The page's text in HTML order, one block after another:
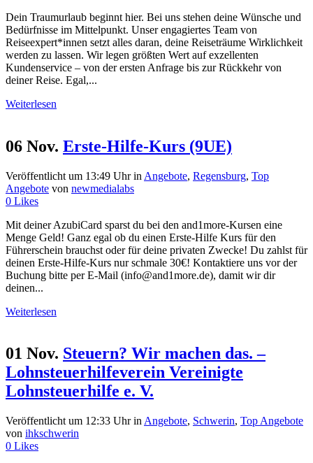
Dein Traumurlaub beginnt hier. Bei uns stehen deine Wünsche und
Bedürfnisse im Mittelpunkt. Unser engagiertes Team von
Reiseexpert*innen setzt alles daran, deine Reiseträume Wirklichkeit
werden zu lassen. Wir legen größten Wert auf exzellenten
Kundenservice – von der ersten Anfrage bis zur Rückkehr von
deiner Reise. Egal,...
Weiterlesen
06 Nov. Erste-Hilfe-Kurs (9UE)
Veröffentlicht um 13:49 Uhrin Angebote, Regensburg, Top
Angebote von newmedialabs
0 Likes
Mit deiner AzubiCard sparst du bei den and1more-Kursen eine
Menge Geld! Ganz egal ob du einen Erste-Hilfe Kurs für den
Führerschein brauchst oder für deine privaten Zwecke! Du zahlst für
deinen Erste-Hilfe-Kurs nur schmale 30€! Kontaktiere uns vor der
Buchung bitte per E-Mail (info@and1more.de), damit wir dir
deinen...
Weiterlesen
01 Nov. Steuern? Wir machen das. –
Lohnsteuerhilfeverein Vereinigte
Lohnsteuerhilfe e. V.
Veröffentlicht um 12:33 Uhrin Angebote, Schwerin, Top Angebote
von ihkschwerin
0 Likes